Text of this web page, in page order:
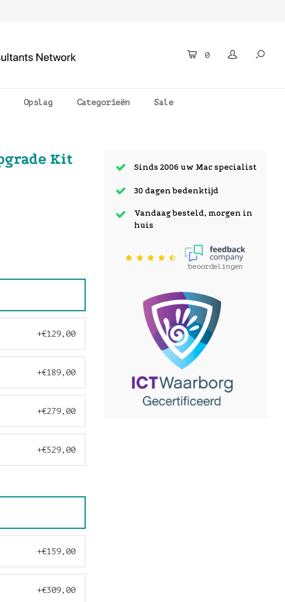
0
Opslag Categorieën Sale
Kit
+€129,00
+€189,00
+€279,00
+€529,00
+€159,00
+€309,00
Sinds 2006 uw Mac specialist
30 dagen bedenktijd
Vandaag besteld, morgen in
huis
beoordelingen